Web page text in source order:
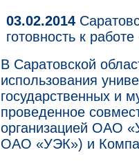
03.02.2014
готовность к
В Саратовской
использования
государственных и
проведенное
организацией ОАО
ОАО «УЭК») и